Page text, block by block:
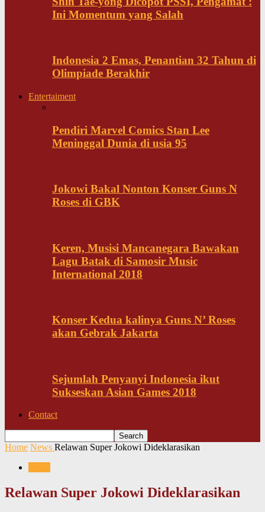
Ini Momentum yang Salah
Indonesia 2 Emas, Penantian 32 Tahun di
Olimpiade Berakhir
Entertaiment
Pendiri Marvel Comics Stan Lee
Meninggal Dunia di usia 95
Jokowi Bakal Nonton Konser Guns N
Roses di GBK
Keren, Musisi Mancanegara Bawakan
Lagu Batak di Samosir Music
International 2018
Konser Kedua kalinya Guns N’ Roses
akan Gebrak Jakarta
Sejumlah Penyanyi Indonesia ikut
Sukseskan Asian Games 2018
Contact
Home News Relawan Super Jokowi Dideklarasikan
Relawan Super Jokowi Dideklarasikan